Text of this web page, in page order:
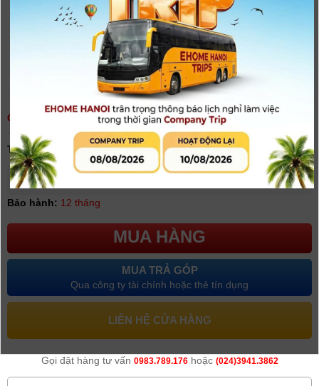
GIMBAL ZHIYUN CRANE 2S | CHÍNH HÃNG
(0người đánh giá)
Tình trạng:
Có hàng
Giá khuyến mại: 11.500.000đ
Bảo hành: 12 tháng
MUA HÀNG
MUA TRẢ GÓP
Qua công ty tài chính hoặc thẻ tín dụng
LIÊN HỆ CỬA HÀNG
Gọi đặt hàng tư vấn 0983.789.176hoặc (024)3941.3862